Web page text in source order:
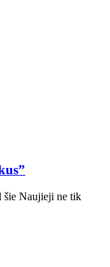
šie Naujieji ne tik